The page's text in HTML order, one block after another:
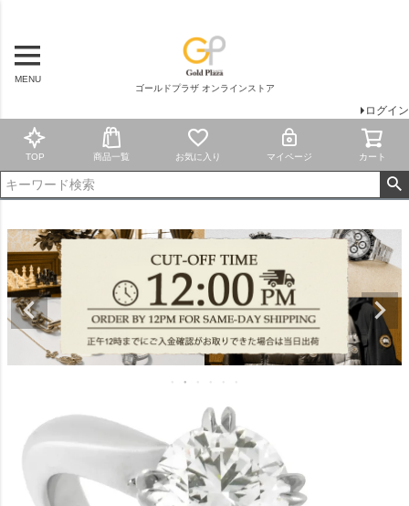
MENU
ゴールドプラザ オンラインストア
ログイン
TOP 商品一覧 お気に入り マイページ カート